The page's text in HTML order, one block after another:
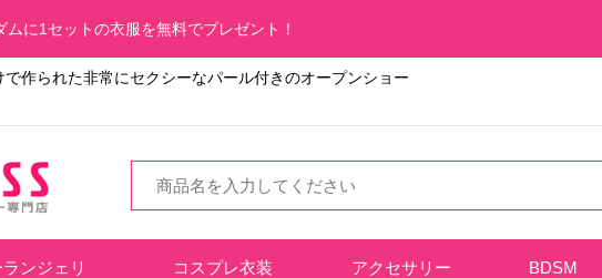
に1セットの衣服を無料でプレゼント！
作られた非常にセクシーなパール付きのオープンショー
ンジェリ
コスプレ衣装 アクセサリー BDSM